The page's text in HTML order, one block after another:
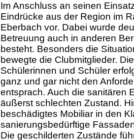
Im Anschluss an seinen
Eindrücke aus der Region im
Eberbach vor. Dabei wurde
Betreuung auch in anderen
besteht. Besonders die
bewegte die Clubmitglieder.
Schülerinnen und Schüler
ganz und gar nicht den
entsprach. Auch die sanitären
äußerst schlechten Zustand.
beschädigtes Mobiliar in den
sanierungsbedürftige
Die geschilderten Zustände